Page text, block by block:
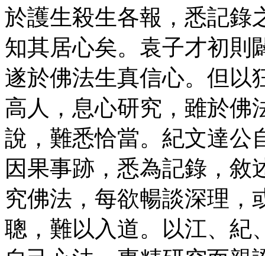
於護生殺生各報，悉記錄
知其居心矣。袁子才初則
遂於佛法生真信心。但以
高人，息心研究，雖於佛
說，難悉恰當。紀文達公
因果事跡，悉為記錄，敘
究佛法，每欲暢談深理，
聰，難以入道。以江、紀